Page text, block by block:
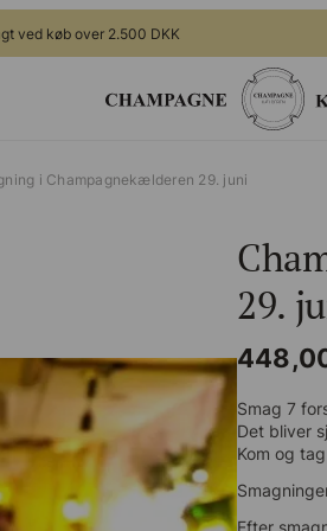
ved køb over 2.500 DKK
Bingo
i Champagnekælderen 29. juni
29.
Smag 7
Det bliver
Kom og
Efter